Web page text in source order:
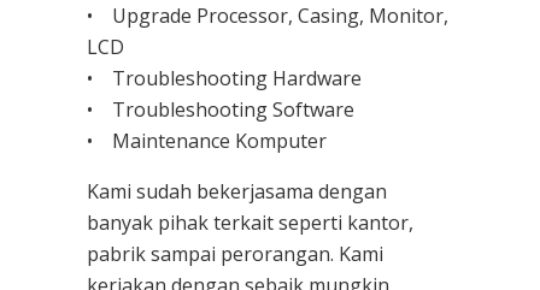
• Upgrade Processor, Casing, Monitor,
LCD
• Troubleshooting Hardware
• Troubleshooting Software
• Maintenance Komputer
Kami sudah bekerjasama dengan
banyak pihak terkait seperti kantor,
pabrik sampai perorangan. Kami